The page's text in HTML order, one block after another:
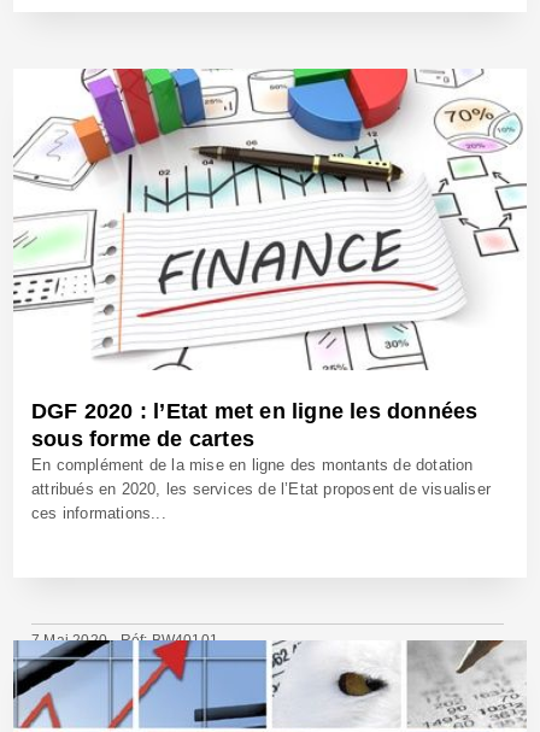
7 Mai 2020 - Réf: CW40102
DGF 2020 : l’Etat met en ligne les données
sous forme de cartes
En complément de la mise en ligne des montants de dotation
attribués en 2020, les services de l’Etat proposent de visualiser
ces informations...
7 Mai 2020 - Réf: BW40101